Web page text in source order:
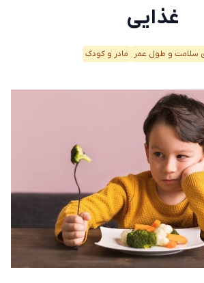
غذایی
سلامت و طول عمر مادر و کودک